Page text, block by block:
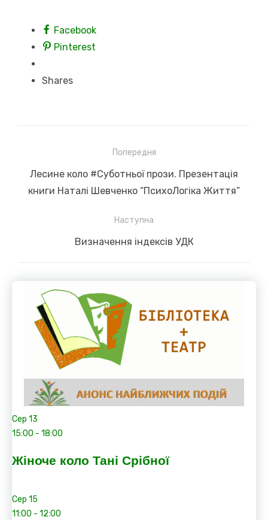
Facebook
Pinterest
Shares
записів
Попередня
Previous
post:
Лесине коло #Суботньої прози. Презентація
книги Наталі Шевченко “ПсихоЛогіка Життя”
Наступна
Next
Визначення індексів УДК
Сер 13
15:00 - 18:00
Жіноче коло Тані Срібної
Сер 15
11:00 - 12:00